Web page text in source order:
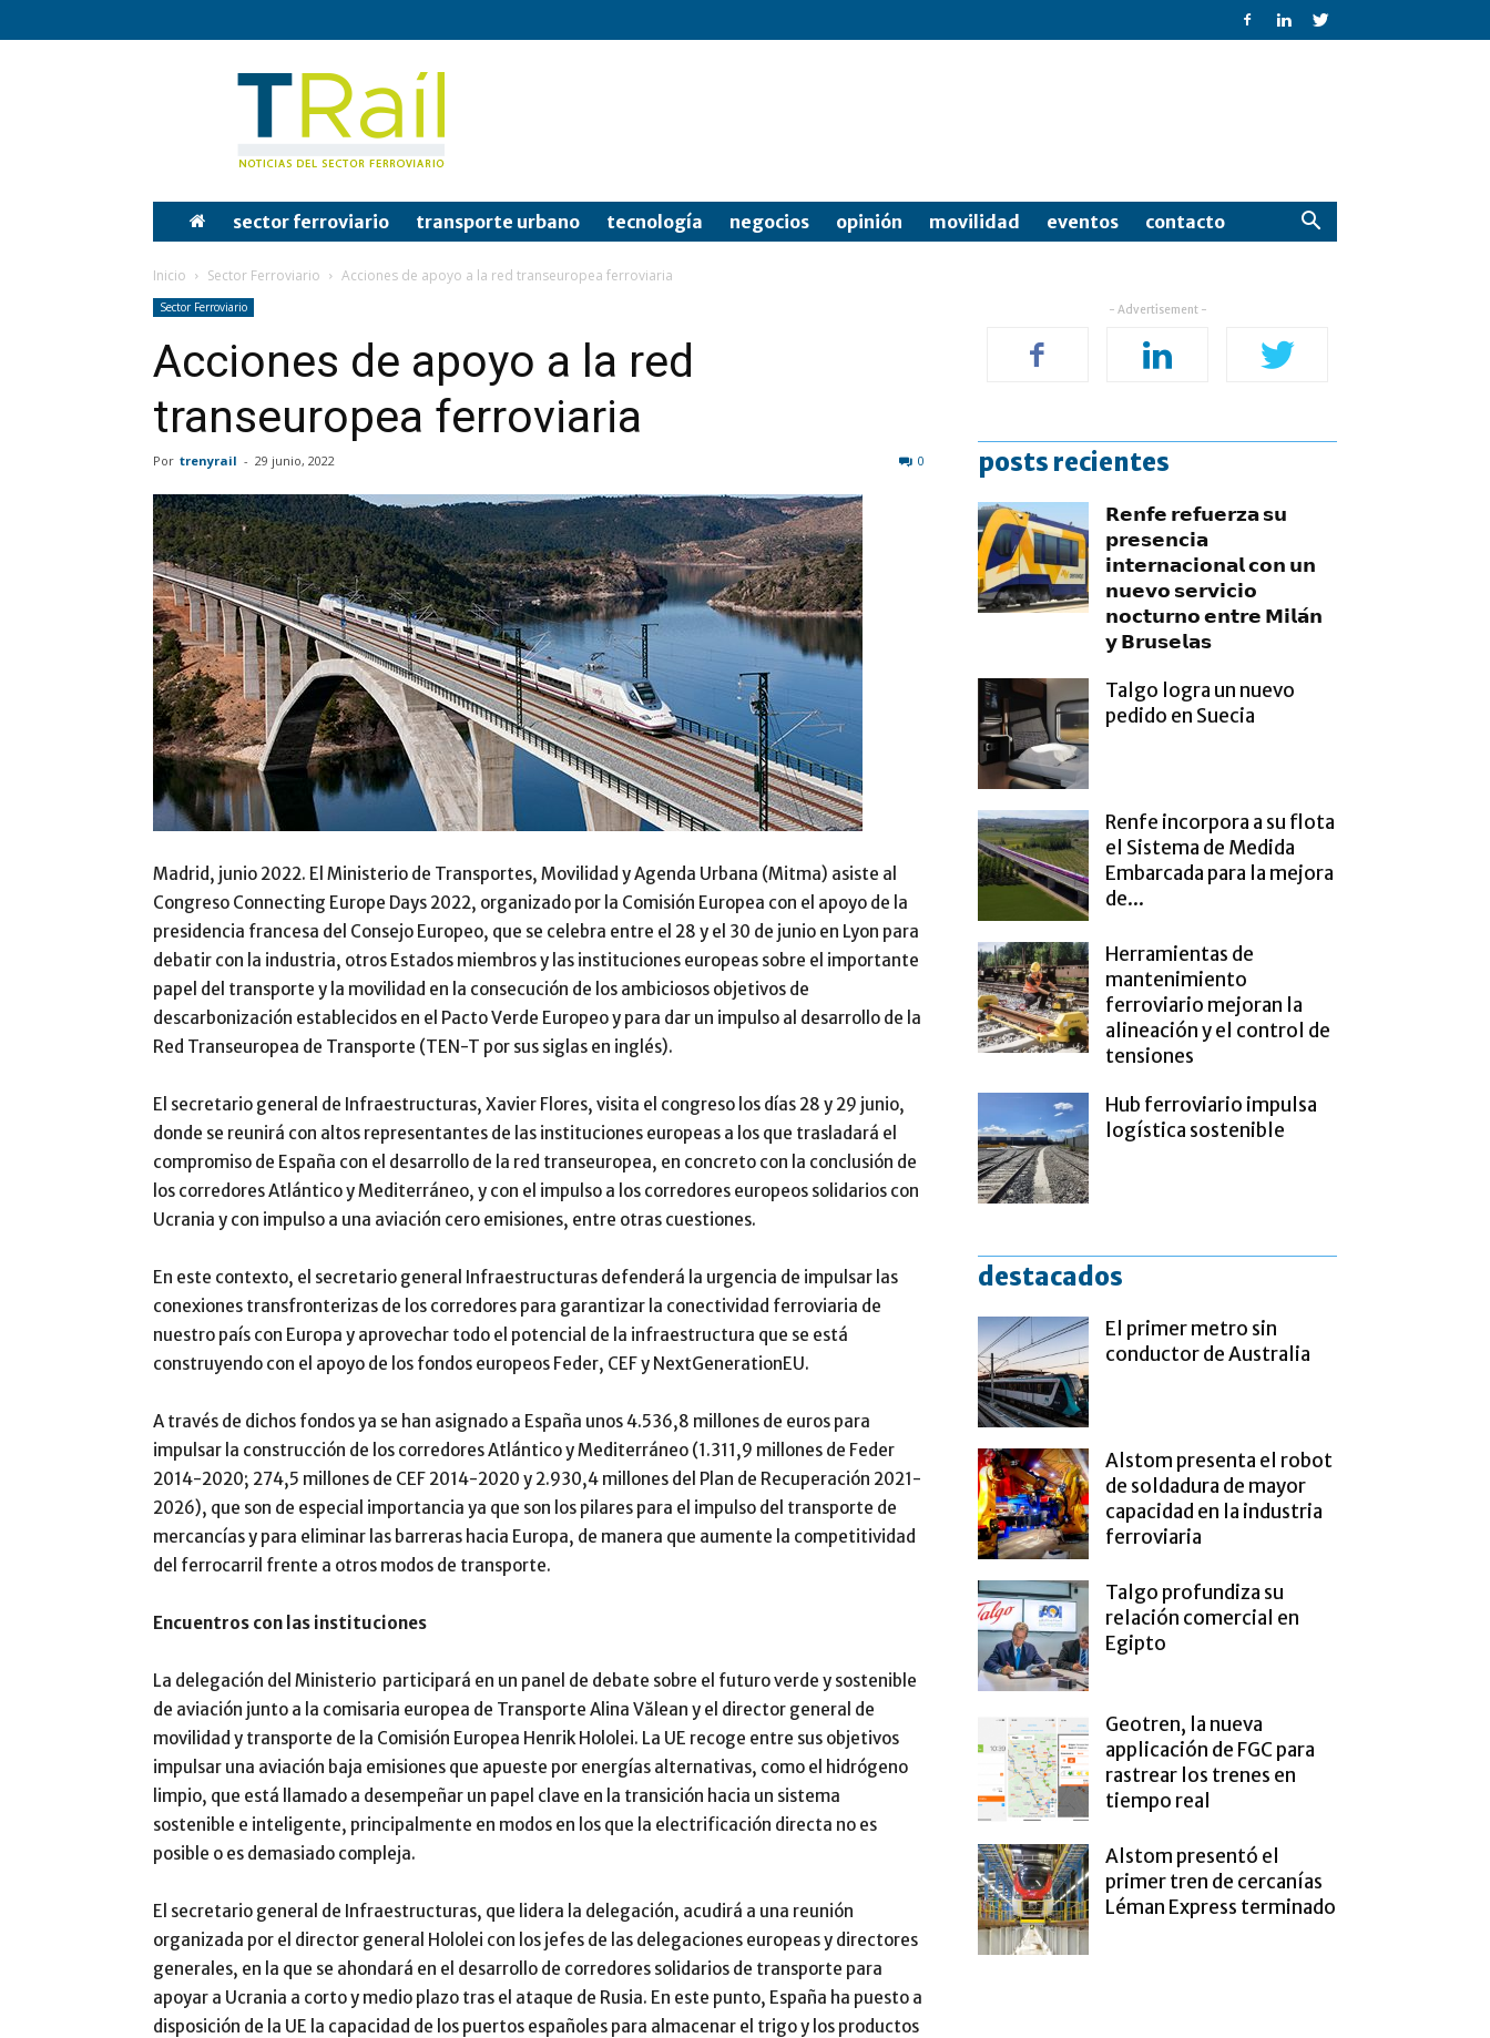
Tren
sector ferroviario transporte urbano tecnología negocios opinión movilidad eventos contacto
Inicio Sector Ferroviario Acciones de apoyo a la red transeuropea ferroviaria
Sector Ferroviario
Acciones de apoyo a la red
transeuropea ferroviaria
Por trenyrail - 29 junio, 2022 0
Madrid, junio 2022. El Ministerio de Transportes, Movilidad y Agenda Urbana (Mitma) asiste al
Congreso Connecting Europe Days 2022, organizado por la Comisión Europea con el apoyo de la
presidencia francesa del Consejo Europeo, que se celebra entre el 28 y el 30 de junio en Lyon para
debatir con la industria, otros Estados miembros y las instituciones europeas sobre el importante
papel del transporte y la movilidad en la consecución de los ambiciosos objetivos de
descarbonización establecidos en el Pacto Verde Europeo y para dar un impulso al desarrollo de la
Red Transeuropea de Transporte (TEN-T por sus siglas en inglés).
El secretario general de Infraestructuras, Xavier Flores, visita el congreso los días 28 y 29 junio,
donde se reunirá con altos representantes de las instituciones europeas a los que trasladará el
compromiso de España con el desarrollo de la red transeuropea, en concreto con la conclusión de
los corredores Atlántico y Mediterráneo, y con el impulso a los corredores europeos solidarios con
Ucrania y con impulso a una aviación cero emisiones, entre otras cuestiones.
En este contexto, el secretario general Infraestructuras defenderá la urgencia de impulsar las
conexiones transfronterizas de los corredores para garantizar la conectividad ferroviaria de
nuestro país con Europa y aprovechar todo el potencial de la infraestructura que se está
construyendo con el apoyo de los fondos europeos Feder, CEF y NextGenerationEU.
A través de dichos fondos ya se han asignado a España unos 4.536,8 millones de euros para
impulsar la construcción de los corredores Atlántico y Mediterráneo (1.311,9 millones de Feder
2014-2020; 274,5 millones de CEF 2014-2020 y 2.930,4 millones del Plan de Recuperación 2021-
2026), que son de especial importancia ya que son los pilares para el impulso del transporte de
mercancías y para eliminar las barreras hacia Europa, de manera que aumente la competitividad
del ferrocarril frente a otros modos de transporte.
Encuentros con las instituciones
La delegación del Ministerio participará en un panel de debate sobre el futuro verde y sostenible
de aviación junto a la comisaria europea de Transporte Alina Vălean y el director general de
movilidad y transporte de la Comisión Europea Henrik Hololei. La UE recoge entre sus objetivos
impulsar una aviación baja emisiones que apueste por energías alternativas, como el hidrógeno
limpio, que está llamado a desempeñar un papel clave en la transición hacia un sistema
sostenible e inteligente, principalmente en modos en los que la electrificación directa no es
posible o es demasiado compleja.
El secretario general de Infraestructuras, que lidera la delegación, acudirá a una reunión
organizada por el director general Hololei con los jefes de las delegaciones europeas y directores
generales, en la que se ahondará en el desarrollo de corredores solidarios de transporte para
apoyar a Ucrania a corto y medio plazo tras el ataque de Rusia. En este punto, España ha puesto a
disposición de la UE la capacidad de los puertos españoles para almacenar el trigo y los productos
- Advertisement -
posts recientes
𝗥𝗲𝗻𝗳𝗲 𝗿𝗲𝗳𝘂𝗲𝗿𝘇𝗮 𝘀𝘂
𝗽𝗿𝗲𝘀𝗲𝗻𝗰𝗶𝗮
𝗶𝗻𝘁𝗲𝗿𝗻𝗮𝗰𝗶𝗼𝗻𝗮𝗹 𝗰𝗼𝗻 𝘂𝗻
𝗻𝘂𝗲𝘃𝗼 𝘀𝗲𝗿𝘃𝗶𝗰𝗶𝗼
𝗻𝗼𝗰𝘁𝘂𝗿𝗻𝗼 𝗲𝗻𝘁𝗿𝗲 𝗠𝗶𝗹𝗮́𝗻
𝘆 𝗕𝗿𝘂𝘀𝗲𝗹𝗮𝘀
Talgo logra un nuevo
pedido en Suecia
Renfe incorpora a su flota
el Sistema de Medida
Embarcada para la mejora
de...
Herramientas de
mantenimiento
ferroviario mejoran la
alineación y el control de
tensiones
Hub ferroviario impulsa
logística sostenible
destacados
El primer metro sin
conductor de Australia
Alstom presenta el robot
de soldadura de mayor
capacidad en la industria
ferroviaria
Talgo profundiza su
relación comercial en
Egipto
Geotren, la nueva
applicación de FGC para
rastrear los trenes en
tiempo real
Alstom presentó el
primer tren de cercanías
Léman Express terminado